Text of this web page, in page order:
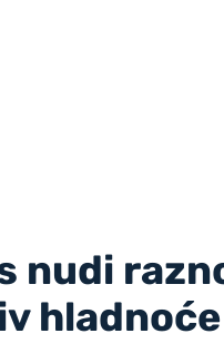
nudi
hladnoće